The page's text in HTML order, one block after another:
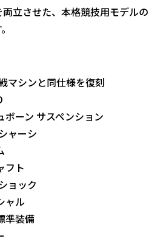
立させた、本格競技用モデルの
マシンと同仕様を復刻
ーン サスペンション
ャーシ
フト
ョック
ャル
準装備